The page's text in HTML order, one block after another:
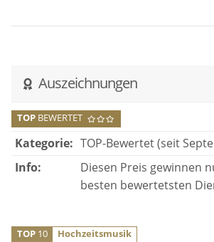
besten bewertetsten
Hochzeitsmusik
(Q2/2025, Q3/2024, Q2/
Q3/2023, Q2/2023, Q4/
Q2/2022, Q4/2021, Q3/
Diesen Preis gewinnen